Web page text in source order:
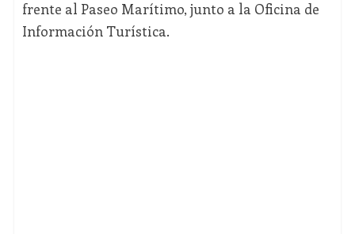
frente al Paseo Marítimo, junto a la Oficina de
Información Turística.